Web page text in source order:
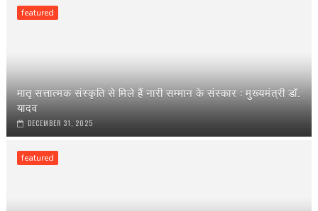
featured
मातृ सत्तात्मक संस्कृति से मिले हैं नारी सम्मान के संस्कार : मुख्यमंत्री डॉ.
यादव
DECEMBER 31, 2025
featured